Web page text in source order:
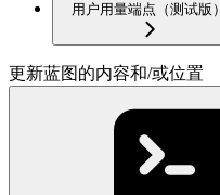
用户用量端点（测试版）
更新蓝图的内容和/或位置